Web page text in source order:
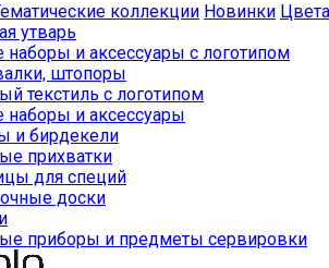
коллекции Новинки Цвета
утварь
наборы и аксессуары с логотипом
штопоры
текстиль с логотипом
наборы и аксессуары
и бирдекели
прихватки
для специй
доски
приборы и предметы сервировки